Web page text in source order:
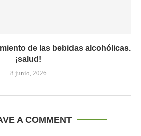
de las bebidas alcohólicas.
¡salud!
8 junio, 2026
A COMMENT